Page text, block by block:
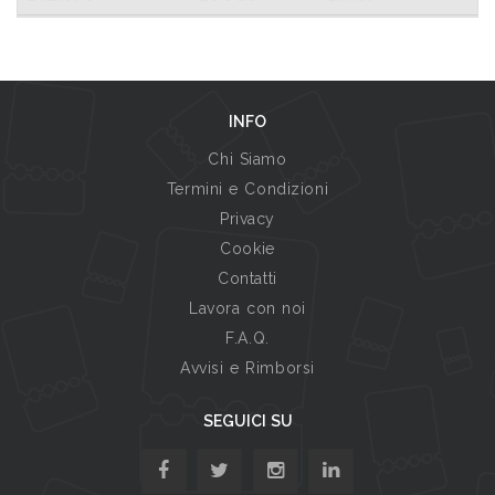
INFO
Chi Siamo
Termini e Condizioni
Privacy
Cookie
Contatti
Lavora con noi
F.A.Q.
Avvisi e Rimborsi
SEGUICI SU